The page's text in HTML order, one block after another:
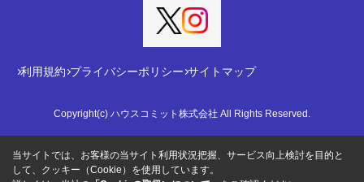
利用規約 プライバシーポリシー サイトマップ
Copyright(c) ハウスコミット株式会社 All Rights Reserved.
当サイトでは、お客様の当サイト利用状況把握、サービス向上検討を目的と
して、クッキー（Cookie）を使用しています。